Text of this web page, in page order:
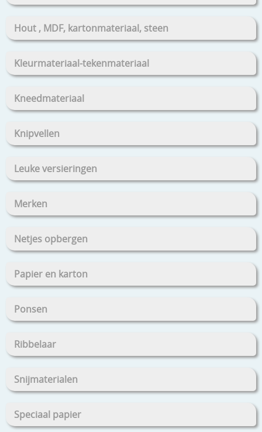
Hout , MDF, kartonmateriaal, steen
Kleurmateriaal-tekenmateriaal
Kneedmateriaal
Knipvellen
Leuke versieringen
Merken
Netjes opbergen
Papier en karton
Ponsen
Ribbelaar
Snijmaterialen
Speciaal papier